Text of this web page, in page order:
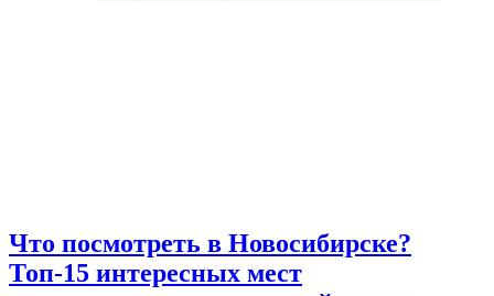
Что посмотреть в Новосибирске?
Топ-15 интересных мест